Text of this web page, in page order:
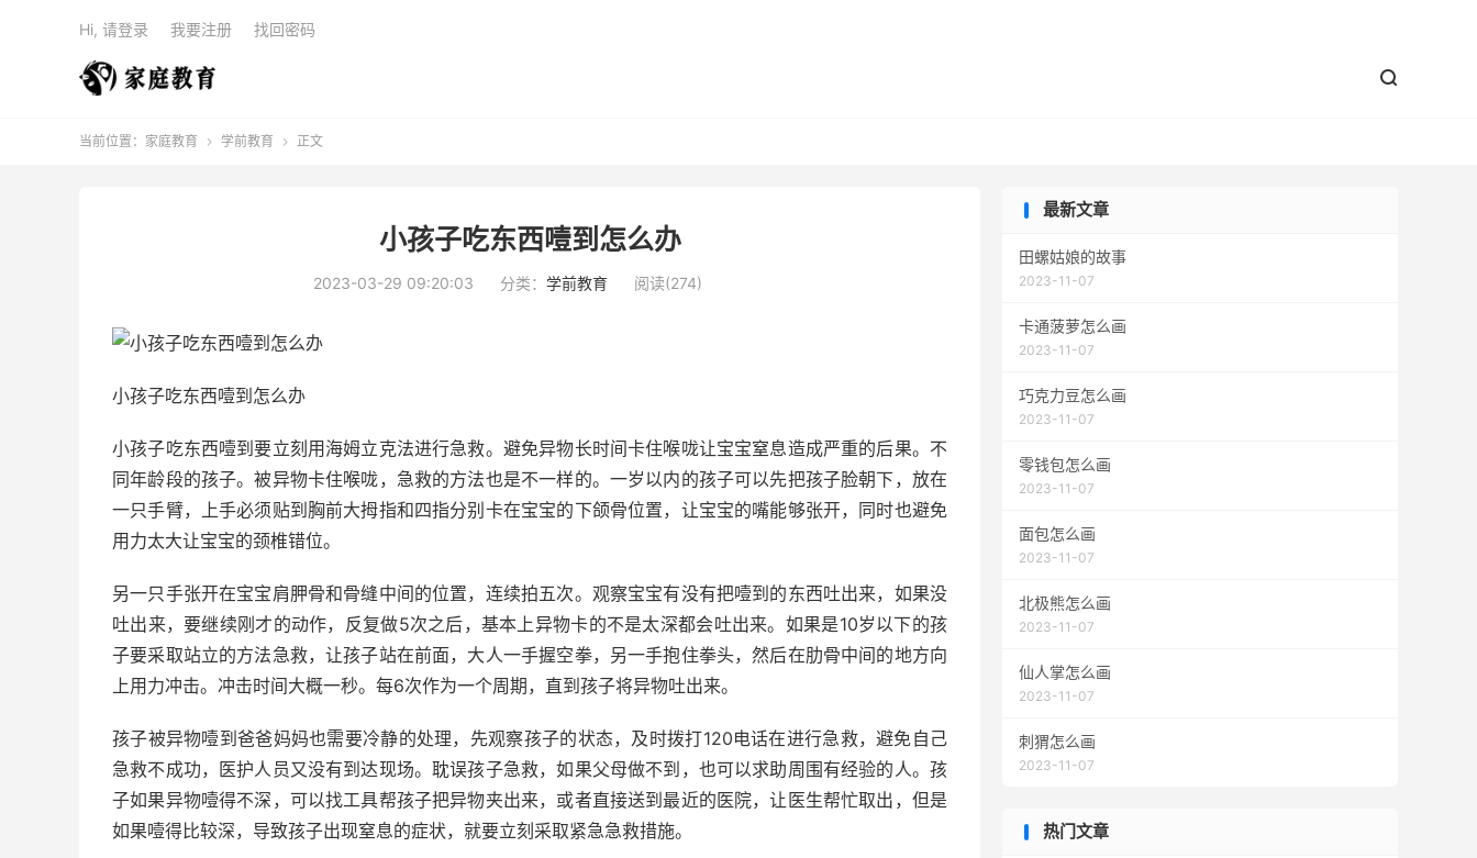

Hi, 请登录 我要注册 找回密码
当前位置： 家庭教育  学前教育  正文
小孩子吃东西噎到怎么办
2023-03-29 09:20:03 分类： 学前教育 阅读(274)
小孩子吃东西噎到怎么办
小孩子吃东西噎到要立刻用海姆立克法进行急救。避免异物长时间卡住喉咙让宝宝窒息造成严重的后果。不
同年龄段的孩子。被异物卡住喉咙，急救的方法也是不一样的。一岁以内的孩子可以先把孩子脸朝下，放在
一只手臂，上手必须贴到胸前大拇指和四指分别卡在宝宝的下颌骨位置，让宝宝的嘴能够张开，同时也避免
用力太大让宝宝的颈椎错位。
另一只手张开在宝宝肩胛骨和骨缝中间的位置，连续拍五次。观察宝宝有没有把噎到的东西吐出来，如果没
吐出来，要继续刚才的动作，反复做5次之后，基本上异物卡的不是太深都会吐出来。如果是10岁以下的孩
子要采取站立的方法急救，让孩子站在前面，大人一手握空拳，另一手抱住拳头，然后在肋骨中间的地方向
上用力冲击。冲击时间大概一秒。每6次作为一个周期，直到孩子将异物吐出来。
孩子被异物噎到爸爸妈妈也需要冷静的处理，先观察孩子的状态，及时拨打120电话在进行急救，避免自己
急救不成功，医护人员又没有到达现场。耽误孩子急救，如果父母做不到，也可以求助周围有经验的人。孩
子如果异物噎得不深，可以找工具帮孩子把异物夹出来，或者直接送到最近的医院，让医生帮忙取出，但是
如果噎得比较深，导致孩子出现窒息的症状，就要立刻采取紧急急救措施。
最新文章
田螺姑娘的故事
2023-11-07
卡通菠萝怎么画
2023-11-07
巧克力豆怎么画
2023-11-07
零钱包怎么画
2023-11-07
面包怎么画
2023-11-07
北极熊怎么画
2023-11-07
仙人掌怎么画
2023-11-07
刺猬怎么画
2023-11-07
热门文章